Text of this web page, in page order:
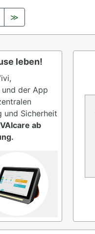
≫
leben!
der App
und Sicherheit
ab